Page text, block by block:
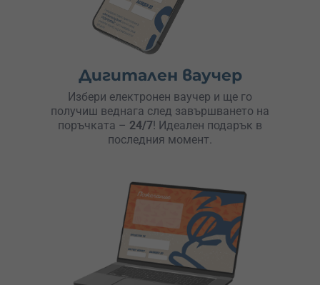
Дигитален ваучер
Избери електронен ваучер и ще го
получиш веднага след завършването на
поръчката – 24/7! Идеален подарък в
последния момент.